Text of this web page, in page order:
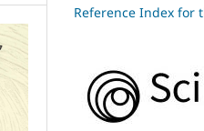
Reference Index for